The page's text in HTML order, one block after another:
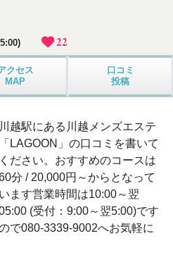
翌5:00) 22
クセス
MAP
口コミ
投稿
川越駅にある川越メンズエステ
「LAGOON」の口コミを書いて
ください。おすすめのコースは
分 / 20,000円～からとなって
います営業時間は10:00～翌
(受付：9:00～翌5:00)です
で080-3339-9002へお気軽に